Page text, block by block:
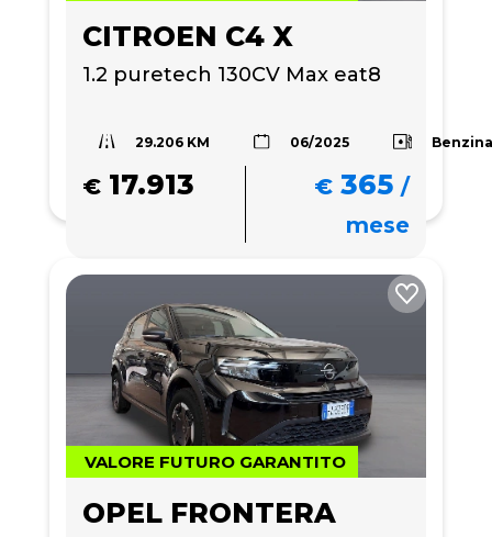
CITROEN C4 X
1.2 puretech 130CV Max eat8
29.206 KM 06/2025
€ 17.913 € 365 /
mese
VALORE FUTURO GARANTITO
OPEL FRONTERA